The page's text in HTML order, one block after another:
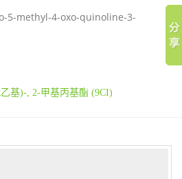
5-methyl-4-oxo-quinoline-3-
基)-, 2-甲基丙基酯 (9CI)